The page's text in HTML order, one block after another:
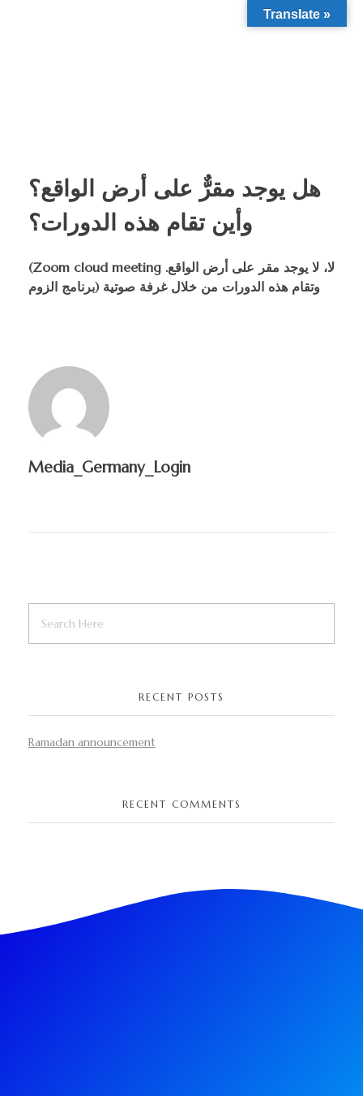
هل يوجد مقرٌّ على أرض الواقع؟
وأين تقام هذه الدورات؟
(Zoom cloud meeting لا، لا يوجد مقر على أرض الواقع.
وتقام هذه الدورات من خلال غرفة صوتية (برنامج الزوم
Media_Germany_Login
RECENT POSTS
Ramadan announcement
RECENT COMMENTS
Translate »